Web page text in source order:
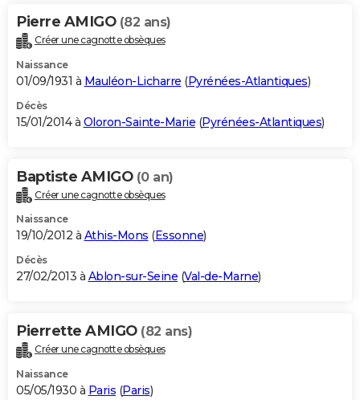
Pierre AMIGO (82 ans)
Créer une cagnotte obsèques
Naissance
01/09/1931 à Mauléon-Licharre (Pyrénées-Atlantiques)
Décès
15/01/2014 à Oloron-Sainte-Marie (Pyrénées-Atlantiques)
Baptiste AMIGO (0 an)
Créer une cagnotte obsèques
Naissance
19/10/2012 à Athis-Mons (Essonne)
Décès
27/02/2013 à Ablon-sur-Seine (Val-de-Marne)
Pierrette AMIGO (82 ans)
Créer une cagnotte obsèques
Naissance
05/05/1930 à Paris (Paris)